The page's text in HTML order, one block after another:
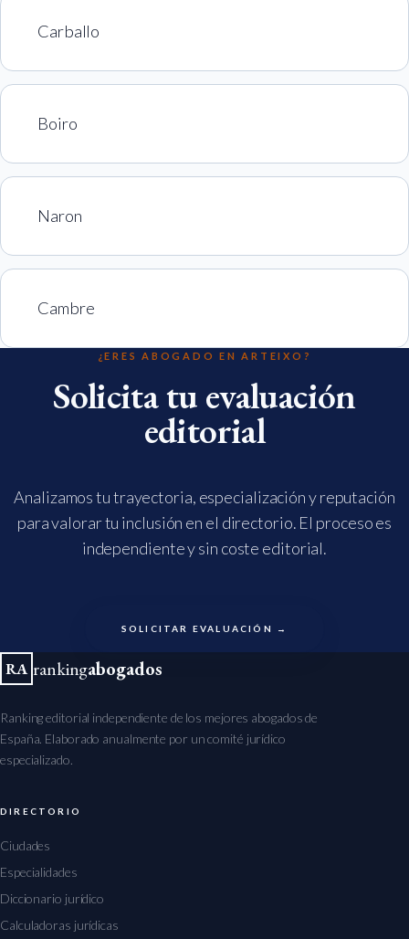
Carballo
Boiro
Naron
Cambre
¿ERES ABOGADO EN ARTEIXO?
Solicita tu evaluación
editorial
Analizamos tu trayectoria, especialización y reputación
para valorar tu inclusión en el directorio. El proceso es
independiente y sin coste editorial.
SOLICITAR EVALUACIÓN →
RA rankingabogados
Ranking editorial independiente de los mejores abogados de
España. Elaborado anualmente por un comité jurídico
especializado.
DIRECTORIO
Ciudades
Especialidades
Diccionario jurídico
Calculadoras jurídicas